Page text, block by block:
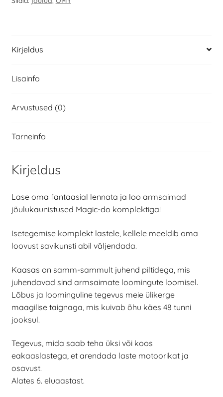
Kirjeldus
Lisainfo
Arvustused (0)
Tarneinfo
Kirjeldus
Lase oma fantaasial lennata ja loo armsaimad
jõulukaunistused Magic-do komplektiga!
Isetegemise komplekt lastele, kellele meeldib oma
loovust savikunsti abil väljendada.
Kaasas on samm-sammult juhend piltidega, mis
juhendavad sind armsaimate loomingute loomisel.
Lõbus ja loominguline tegevus meie ülikerge
maagilise taignaga, mis kuivab õhu käes 48 tunni
jooksul.
Tegevus, mida saab teha üksi või koos
eakaaslastega, et arendada laste motoorikat ja
osavust.
Alates 6. eluaastast.